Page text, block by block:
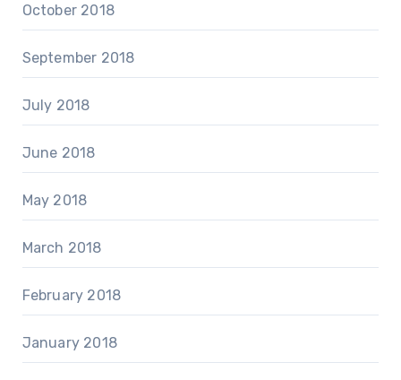
October 2018
September 2018
July 2018
June 2018
May 2018
March 2018
February 2018
January 2018